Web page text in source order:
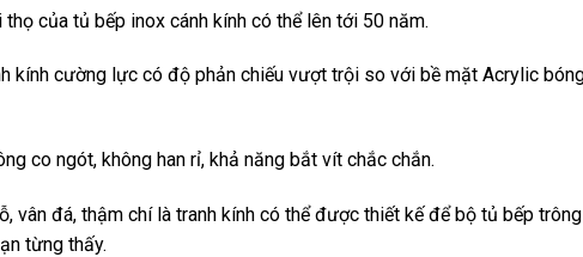
của tủ bếp inox cánh kính có thể lên tới 50 năm.
kính cường lực có độ phản chiếu vượt trội so với bề mặt Acrylic
co ngót, không han rỉ, khả năng bắt vít chắc chắn.
vân đá, thậm chí là tranh kính có thể được thiết kế để bộ tủ bếp
từng thấy.